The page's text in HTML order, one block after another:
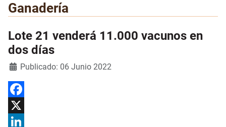
Ganadería
Lote 21 venderá 11.000 vacunos en
dos días
DetallesPublicado: 06 Junio 2022
Facebook
X